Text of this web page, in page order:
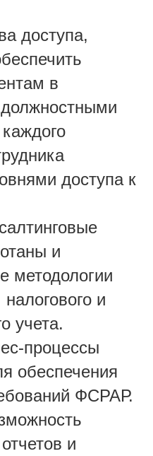
доступа,
в
должностными
доступа к
и
методологии
налогового и
учета.
процессы
обеспечения
ФСРАР.
и